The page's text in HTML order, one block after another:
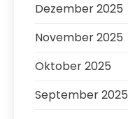
Dezember 2025
November 2025
Oktober 2025
September 2025